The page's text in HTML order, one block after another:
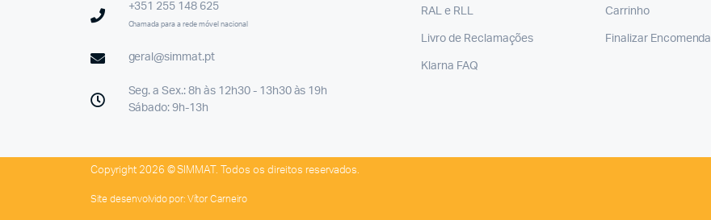
+351 255 148 625
Chamada para a rede móvel nacional
geral@simmat.pt
Seg. a Sex.: 8h às 12h30 - 13h30 às 19h
Sábado: 9h-13h
RAL e RLL
Livro de Reclamações
Klarna FAQ
Carrinho
Finalizar Encomenda
Copyright 2026 © SIMMAT. Todos os direitos reservados.
Site desenvolvido por: Vítor Carneiro